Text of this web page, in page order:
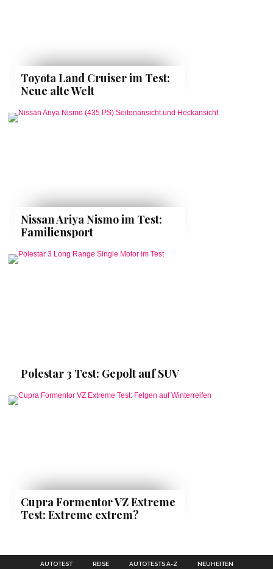
Toyota Land Cruiser im Test:
Neue alte Welt
Nissan Ariya Nismo im Test:
Familiensport
Polestar 3 Test: Gepolt auf SUV
Cupra Formentor VZ Extreme
Test: Extreme extrem?
AUTOTEST REISE AUTOTESTS A-Z NEUHEITEN